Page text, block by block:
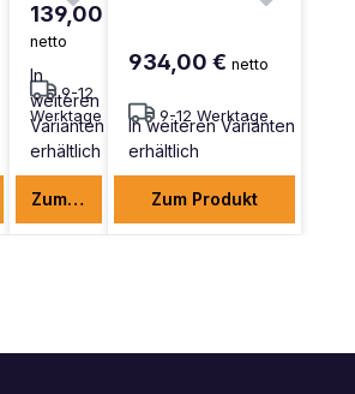
139,00 €
netto
9-12
Werktage
In
weiteren
Varianten
erhältlich
Zum Produkt
934,00 €netto
9-12 Werktage
In weiteren Varianten
erhältlich
Zum Produkt